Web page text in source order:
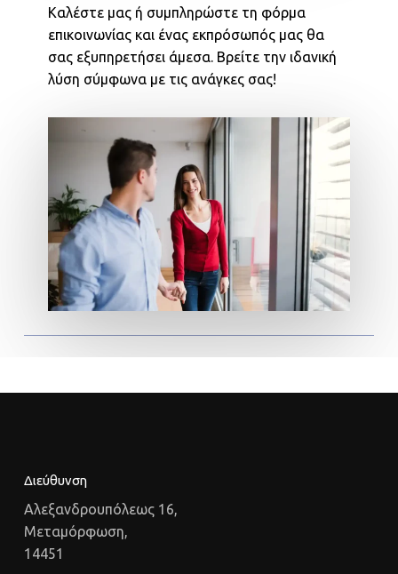
Καλέστε μας ή συμπληρώστε τη φόρμα
επικοινωνίας και ένας εκπρόσωπός μας θα
σας εξυπηρετήσει άμεσα. Βρείτε την ιδανική
λύση σύμφωνα με τις ανάγκες σας!
Διεύθυνση
Αλεξανδρουπόλεως 16,
Μεταμόρφωση,
14451